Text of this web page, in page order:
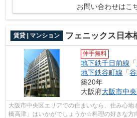
お問い合わせはこ
賃貸 | マンション フェニックス日本
仲手無料
地下鉄千日前線 「
地下鉄谷町線 「
築20年
大阪府大阪市中
大阪市中央区エリアでの住まいなら、住み心地
橋高津」はいかがでしょうか☆料理の好きな方